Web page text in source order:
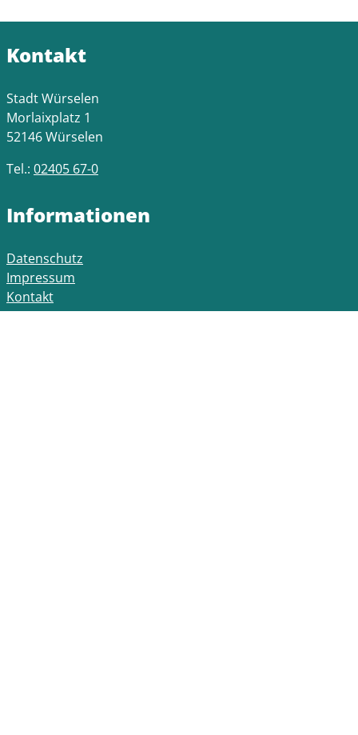
Kontakt
Stadt Würselen
Morlaixplatz 1
52146 Würselen
Tel.: 02405 67-0
Informationen
Datenschutz
Impressum
Kontakt